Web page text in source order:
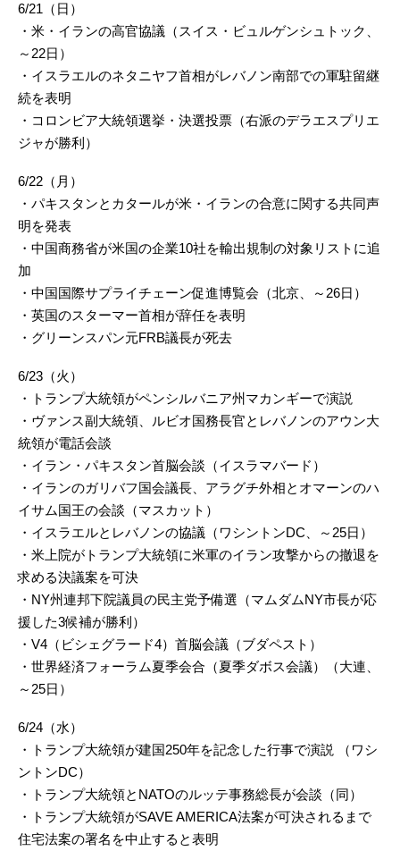
6/21（日）
・米・イランの高官協議（スイス・ビュルゲンシュトック、
～22日）
・イスラエルのネタニヤフ首相がレバノン南部での軍駐留継
続を表明
・コロンビア大統領選挙・決選投票（右派のデラエスプリエ
ジャが勝利）
6/22（月）
・パキスタンとカタールが米・イランの合意に関する共同声
明を発表
・中国商務省が米国の企業10社を輸出規制の対象リストに追
加
・中国国際サプライチェーン促進博覧会（北京、～26日）
・英国のスターマー首相が辞任を表明
・グリーンスパン元FRB議長が死去
6/23（火）
・トランプ大統領がペンシルバニア州マカンギーで演説
・ヴァンス副大統領、ルビオ国務長官とレバノンのアウン大
統領が電話会談
・イラン・パキスタン首脳会談（イスラマバード）
・イランのガリバフ国会議長、アラグチ外相とオマーンのハ
イサム国王の会談（マスカット）
・イスラエルとレバノンの協議（ワシントンDC、～25日）
・米上院がトランプ大統領に米軍のイラン攻撃からの撤退を
求める決議案を可決
・NY州連邦下院議員の民主党予備選（マムダムNY市長が応
援した3候補が勝利）
・V4（ビシェグラード4）首脳会議（ブダペスト）
・世界経済フォーラム夏季会合（夏季ダボス会議）（大連、
～25日）
6/24（水）
・トランプ大統領が建国250年を記念した行事で演説 （ワシ
ントンDC）
・トランプ大統領とNATOのルッテ事務総長が会談（同）
・トランプ大統領がSAVE AMERICA法案が可決されるまで
住宅法案の署名を中止すると表明